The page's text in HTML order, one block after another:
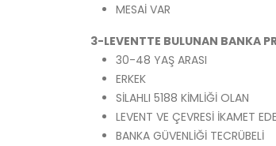
MESAİ VAR
3-LEVENTTE BULUNAN BANKA
30-48 YAŞ ARASI
ERKEK
SİLAHLI 5188 KİMLİĞİ OLAN
LEVENT VE ÇEVRESİ İKAMET
BANKA GÜVENLİĞİ TECRÜBELİ